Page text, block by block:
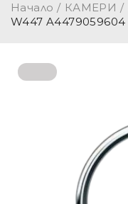
Начало / КАМЕРИ /
W447 A4479059604